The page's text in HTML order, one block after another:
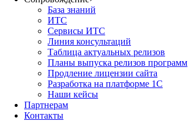
База знаний
ИТС
Сервисы ИТС
Линия консультаций
Таблица актуальных релизов
Планы выпуска релизов программ
Продление лицензии сайта
Разработка на платформе 1С
Наши кейсы
Партнерам
Контакты